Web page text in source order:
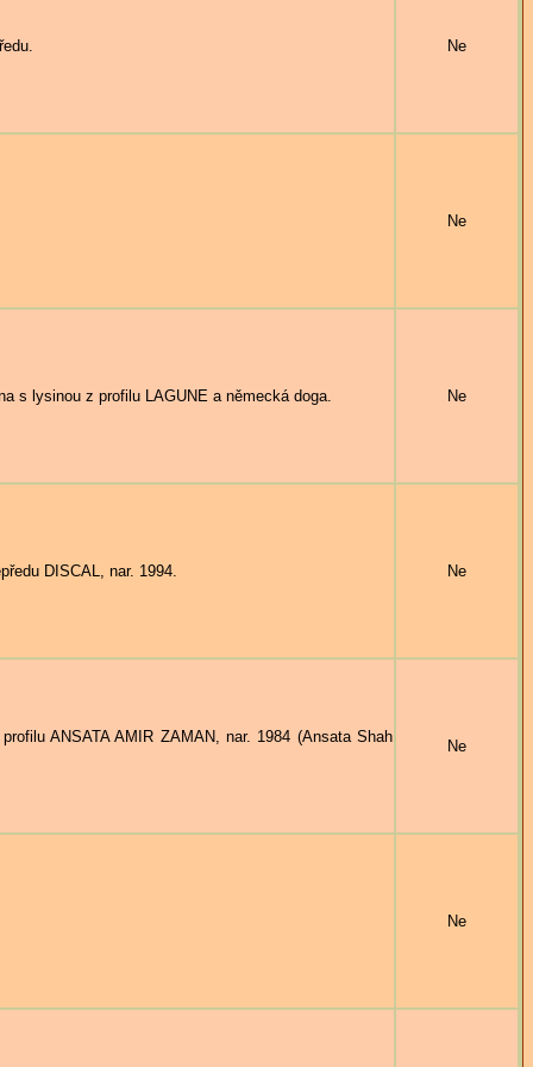
Ne
Ne
s lysinou z profilu LAGUNE a německá doga. Ne
DISCAL, nar. 1994. Ne
ANSATA AMIR ZAMAN, nar. 1984 (Ansata Shah
Ne
Ne